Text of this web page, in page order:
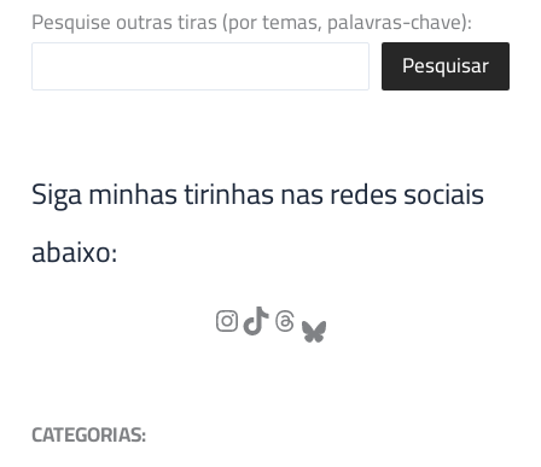
Pesquise outras tiras (por temas, palavras-chave):
Pesquisar
Siga minhas tirinhas nas redes sociais
abaixo:
CATEGORIAS: